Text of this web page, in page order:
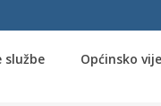
službe Općinsko